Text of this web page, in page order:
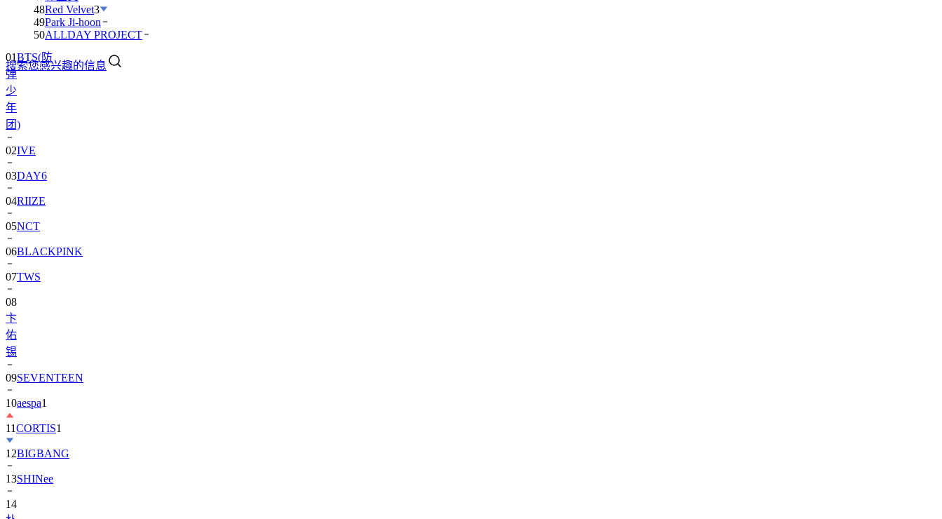
48Red Velvet3
49Park Ji-hoon
50ALLDAY PROJECT
搜索您感兴趣的信息
BTS(防
少
年
团)
02IVE
03DAY6
04RIIZE
05NCT
06BLACKPINK
07TWS
08
卞
佑
锡
09
10aespa1
11CORTIS
12BIGBANG
13SHINee
14
朴
寶